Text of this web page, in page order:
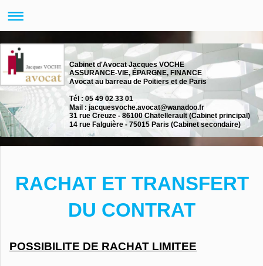
Cabinet d'Avocat Jacques VOCHE
ASSURANCE-VIE, ÉPARGNE, FINANCE
Avocat au barreau de Poitiers et de Paris
Tél : 05 49 02 33 01
Mail : jacquesvoche.avocat@wanadoo.fr
31 rue Creuze - 86100 Chatellerault (Cabinet principal)
14 rue Falguière - 75015 Paris (Cabinet secondaire)
RACHAT ET TRANSFERT
DU CONTRAT
POSSIBILITE DE RACHAT LIMITEE